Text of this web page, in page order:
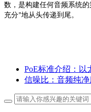
数，是构建任何音频系统
充分”地从头传递到尾。
PoE标准介绍：以
信噪比：音频纯净